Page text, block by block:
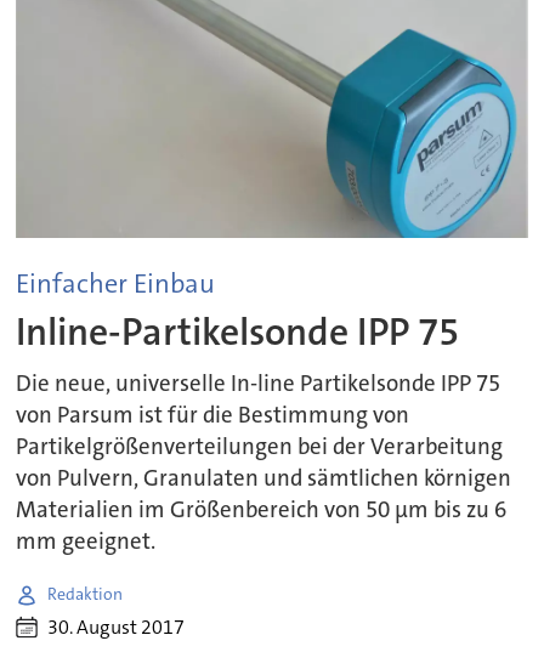
Einfacher Einbau
Inline-Partikelsonde IPP 75
Die neue, universelle In-line Partikelsonde IPP 75
von Parsum ist für die Bestimmung von
Partikelgrößenverteilungen bei der Verarbeitung
von Pulvern, Granulaten und sämtlichen körnigen
Materialien im Größenbereich von 50 µm bis zu 6
mm geeignet.
Redaktion
30. August 2017